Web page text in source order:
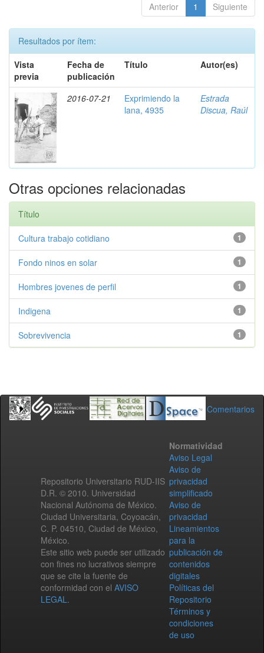
Anterior 1 Siguiente
Resultados por ítem:
Vista
previa
Fecha de
publicación
Título Autor(es)
2016-07-21
Exprimiendo la
lana, 4935
Estrada
Discua, Raúl
Otras opciones relacionadas
Título
1
Cultura trabajo cotidiano
1
Fondo ninos en solar
1
Hombres jovenes de perfil
1
Indigena
1
Sobrevivencia
Comentarios
Repositorio Universitario RUD-IIS
D.R. © 2010. Universidad
Nacional Autónoma de México.
Ciudad Universitaria, Coyoacán,
C. P. 04510, Ciudad de México,
México.
Este sitio web puede ser utilizado
con fines no lucrativos siempre
que se cite la fuente de
conformidad con el AVISO
LEGAL.
Normatividad
Aviso Legal
Aviso de
privacidad
simplificado
Aviso de
privacidad
Lineamientos
para la
publicación de
contenidos
digitales
Políticas del
Repositorio
Términos y
condiciones
de uso